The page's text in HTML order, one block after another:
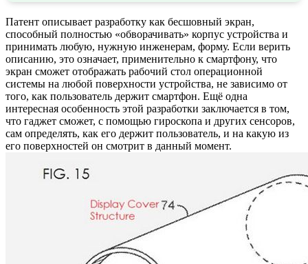
Патент описывает разработку как бесшовный экран,
способный полностью «обворачивать» корпус устройства и
принимать любую, нужную инженерам, форму. Если верить
описанию, это означает, применительно к смартфону, что
экран сможет отображать рабочий стол операционной
системы на любой поверхности устройства, не зависимо от
того, как пользователь держит смартфон. Ещё одна
интересная особенность этой разработки заключается в том,
что гаджет сможет, с помощью гироскопа и других сенсоров,
сам определять, как его держит пользователь, и на какую из
его поверхностей он смотрит в данный момент.